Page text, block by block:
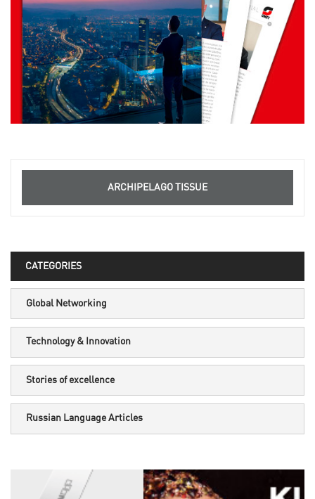
ARCHIPELAGO TISSUE
CATEGORIES
Global Networking
Technology & Innovation
Stories of excellence
Russian Language Articles